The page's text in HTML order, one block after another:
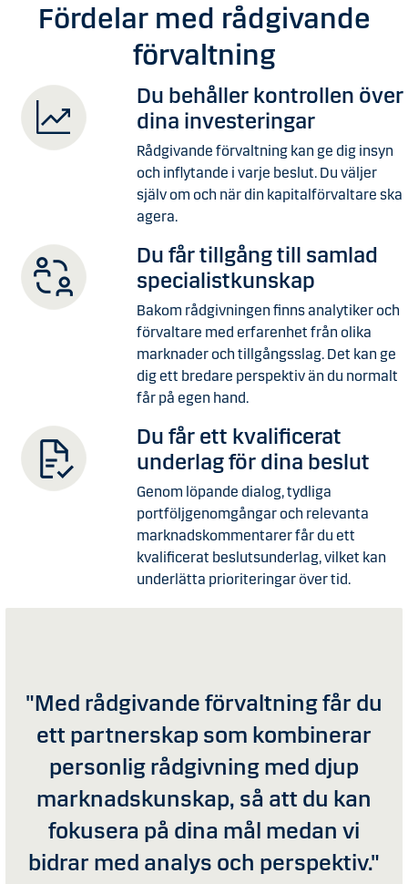
Fördelar med rådgivande
förvaltning
Du behåller kontrollen över
dina investeringar
Rådgivande förvaltning kan ge dig insyn
och inflytande i varje beslut. Du väljer
själv om och när din kapitalförvaltare ska
agera.
Du får tillgång till samlad
specialistkunskap
Bakom rådgivningen finns analytiker och
förvaltare med erfarenhet från olika
marknader och tillgångsslag. Det kan ge
dig ett bredare perspektiv än du normalt
får på egen hand.
Du får ett kvalificerat
underlag för dina beslut
Genom löpande dialog, tydliga
portföljgenomgångar och relevanta
marknadskommentarer får du ett
kvalificerat beslutsunderlag, vilket kan
underlätta prioriteringar över tid.
"Med rådgivande förvaltning får du
ett partnerskap som kombinerar
personlig rådgivning med djup
marknadskunskap, så att du kan
fokusera på dina mål medan vi
bidrar med analys och perspektiv."